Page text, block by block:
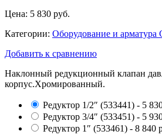
Цена: 5 830 руб.
Категории: Оборудование и арматура
Добавить к сравнению
Наклонный редукционный клапан
корпус.Хромированный.
Редуктор 1/2″ (533441) - 5
Редуктор 3/4″ (533451) - 5
Редуктор 1″ (533461) - 8 840